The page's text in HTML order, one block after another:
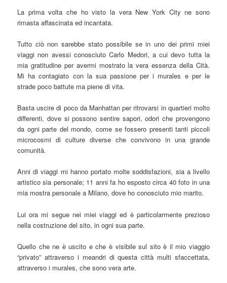
La prima volta che ho visto la vera New York City ne sono
rimasta affascinata ed incantata.
Tutto ciò non sarebbe stato possibile se in uno dei primi miei
viaggi non avessi conosciuto Carlo Medori, a cui devo tutta la
mia gratitudine per avermi mostrato la vera essenza della Cità.
Mi ha contagiato con la sua passione per i murales e per le
strade poco battute ma piene di vita.
Basta uscire di poco da Manhattan per ritrovarsi in quartieri molto
differenti, dove si possono sentire sapori, odori che provengono
da ogni parte del mondo, come se fossero presenti tanti piccoli
microcosmi di culture diverse che convivono in una grande
comunità.
Anni di viaggi mi hanno portato molte soddisfazioni, sia a livello
artistico sia personale; 11 anni fa ho esposto circa 40 foto in una
mia mostra personale a Milano, dove ho conosciuto mio marito.
Lui ora mi segue nei miei viaggi ed è particolarmente prezioso
nella costruzione del sito, in ogni sua parte.
Quello che ne è uscito e che è visibile sul sito è il mio viaggio
“privato” attraverso i meandri di questa città multi sfaccettata,
attraverso i murales, che sono vera arte.